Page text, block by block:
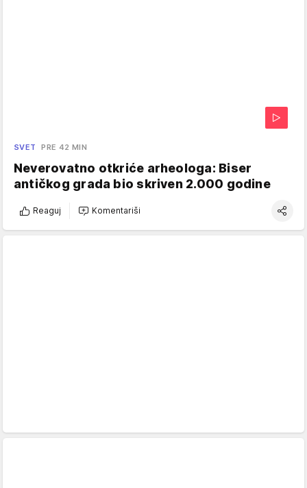
SVET PRE 42 MIN
Neverovatno otkriće arheologa: Biser
antičkog grada bio skriven 2.000 godine
Reaguj Komentariši